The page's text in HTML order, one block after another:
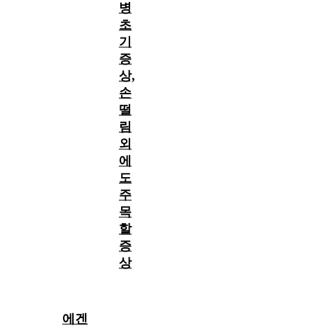
병
초
기
증
상,
손
떨
림
외
에
도
주
목
할
증
상
에겐